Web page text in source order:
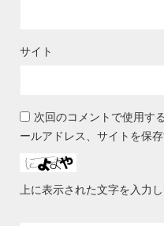
サイト
次回のコメントで使用す
ールアドレス、サイトを保存
上に表示された文字を入力し